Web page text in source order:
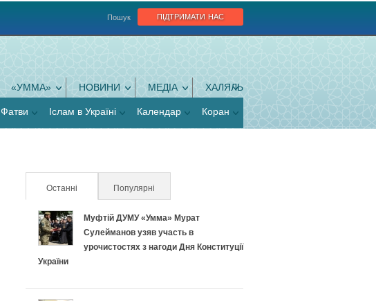
підтримати нас
Пошук
«УММА» НОВИНИ МЕДІА ХАЛЯЛЬ
Фатви Іслам в Україні Календар Коран
Останні (активна вкладка)
Популярні
Муфтій ДУМУ «Умма» Мурат
Сулейманов узяв участь в
урочистостях з нагоди Дня Конституції
України